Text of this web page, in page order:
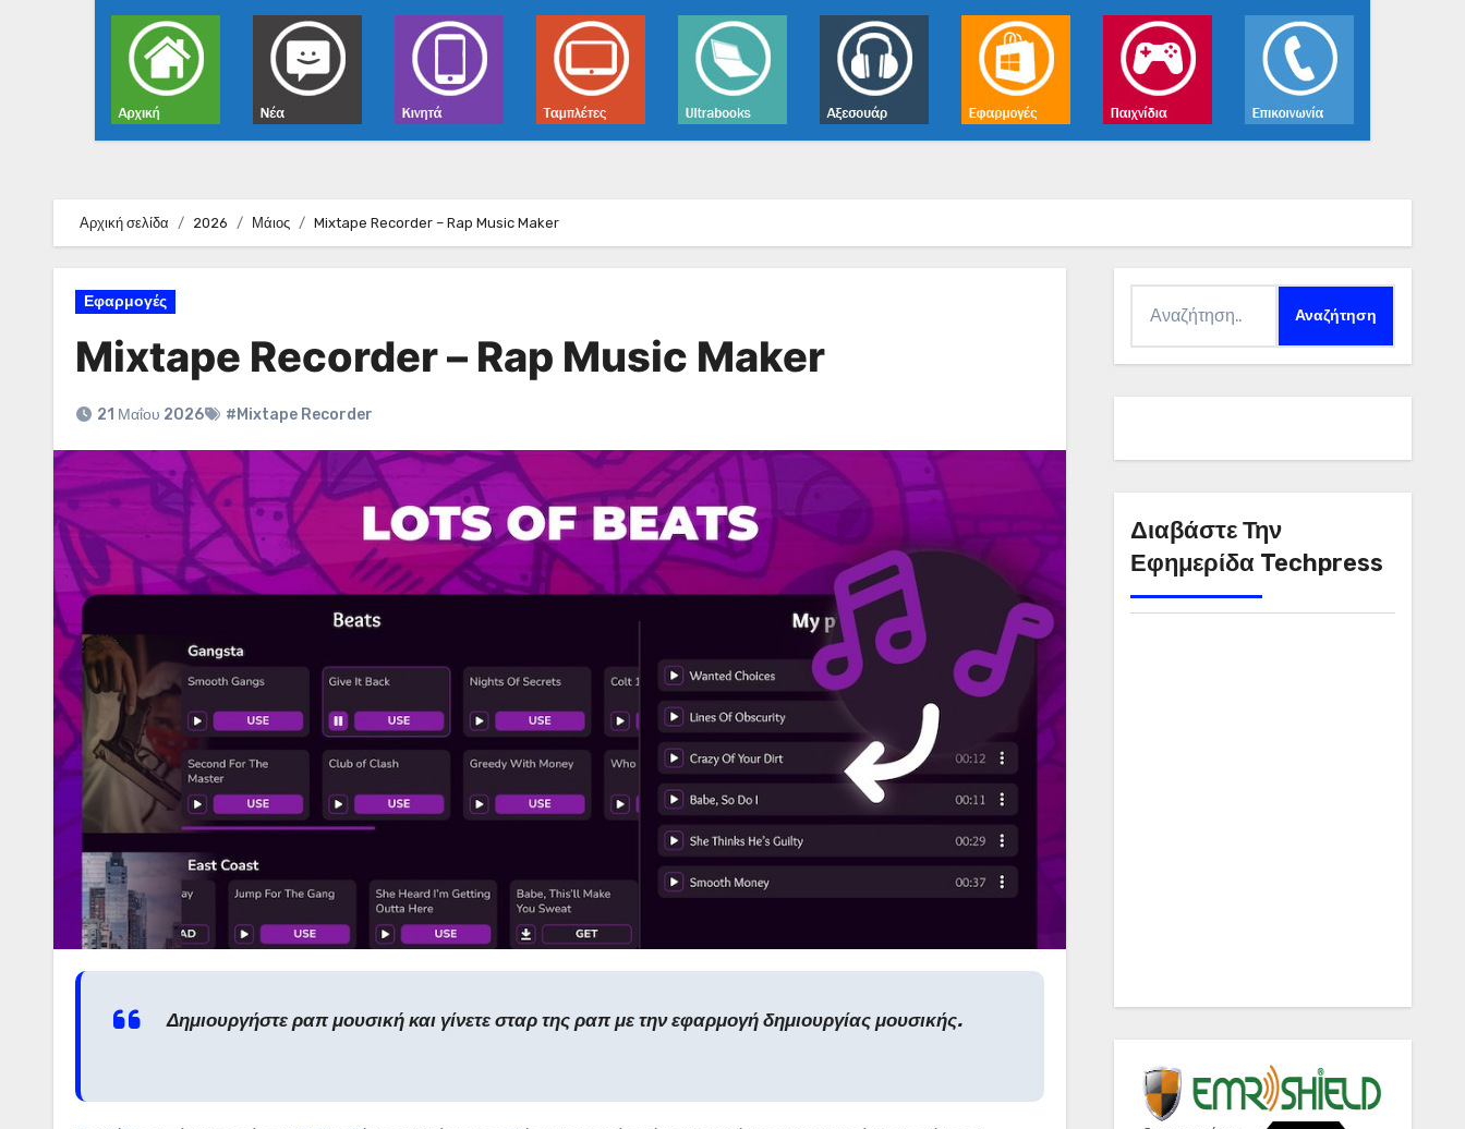
Αρχική σελίδα 2026 Μάιος Mixtape Recorder – Rap Music Maker
Εφαρμογές
Mixtape Recorder – Rap Music Maker
21 Μαΐου 2026 #Mixtape Recorder
Δημιουργήστε ραπ μουσική και γίνετε σταρ της ραπ με την εφαρμογή δημιουργίας μουσικής.
για:
Διαβάστε Την
Εφημερίδα Techpress